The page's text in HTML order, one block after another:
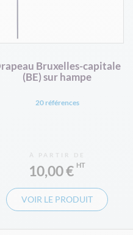
Bruxelles-capitale
(BE) sur hampe
20 références
À PARTIR DE
10,00 €
VOIR LE PRODUIT